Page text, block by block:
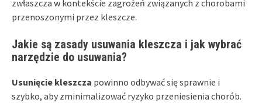
zwłaszcza w kontekście zagrożeń związanych z chorobami
przenoszonymi przez kleszcze.
Jakie są zasady usuwania kleszcza i jak wybrać
narzędzie do usuwania?
Usunięcie kleszcza powinno odbywać się sprawnie i
szybko, aby zminimalizować ryzyko przeniesienia chorób.